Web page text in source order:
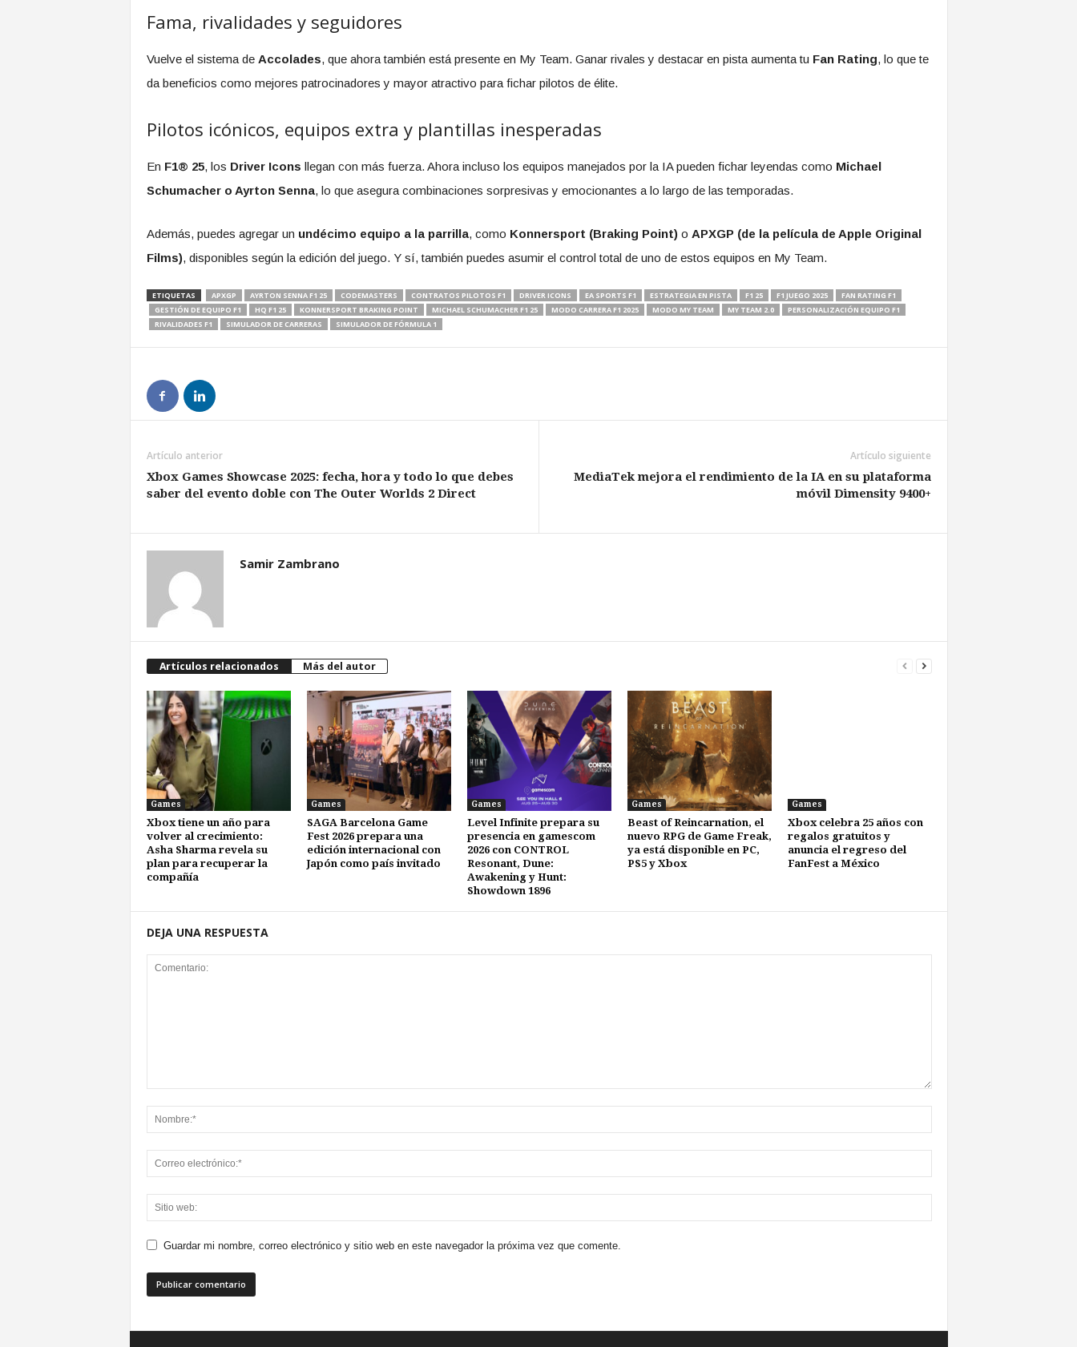
Fama, rivalidades y seguidores
Vuelve el sistema de Accolades, que ahora también está presente en My Team. Ganar rivales y destacar en pista aumenta tu Fan Rating, lo que te
da beneficios como mejores patrocinadores y mayor atractivo para fichar pilotos de élite.
Pilotos icónicos, equipos extra y plantillas inesperadas
En F1® 25, los Driver Icons llegan con más fuerza. Ahora incluso los equipos manejados por la IA pueden fichar leyendas como Michael
Schumacher o Ayrton Senna, lo que asegura combinaciones sorpresivas y emocionantes a lo largo de las temporadas.
Además, puedes agregar un undécimo equipo a la parrilla, como Konnersport (Braking Point)o APXGP (de la película de Apple Original
Films), disponibles según la edición del juego. Y sí, también puedes asumir el control total de uno de estos equipos en My Team.
ETIQUETAS APXGP AYRTON SENNA F1 25 CODEMASTERS CONTRATOS PILOTOS F1 DRIVER ICONS EA SPORTS F1 ESTRATEGIA EN PISTA F1 25 F1 JUEGO 2025
FAN RATING F1
GESTIÓN DE EQUIPO F1
HQ F1 25 KONNERSPORT BRAKING POINT MICHAEL SCHUMACHER F1 25 MODO CARRERA F1 2025 MODO MY TEAM MY TEAM 2.0
PERSONALIZACIÓN EQUIPO F1
RIVALIDADES F1
SIMULADOR DE CARRERAS SIMULADOR DE FÓRMULA 1
Artículo anterior
Xbox Games Showcase 2025: fecha, hora y todo lo que debes
saber del evento doble con The Outer Worlds 2 Direct
Artículo siguiente
MediaTek mejora el rendimiento de la IA en su plataforma
móvil Dimensity 9400+
Samir Zambrano
Artículos relacionados Más del autor
Games
Xbox tiene un año para
volver al crecimiento:
Asha Sharma revela su
plan para recuperar la
compañía
Games
SAGA Barcelona Game
Fest 2026 prepara una
edición internacional con
Japón como país invitado
Games
Level Infinite prepara su
presencia en gamescom
2026 con CONTROL
Resonant, Dune:
Awakening y Hunt:
Showdown 1896
Games
Beast of Reincarnation, el
nuevo RPG de Game Freak,
ya está disponible en PC,
PS5 y Xbox
Games
Xbox celebra 25 años con
regalos gratuitos y
anuncia el regreso del
FanFest a México
DEJA UNA RESPUESTA
Guardar mi nombre, correo electrónico y sitio web en este navegador la próxima vez que comente.